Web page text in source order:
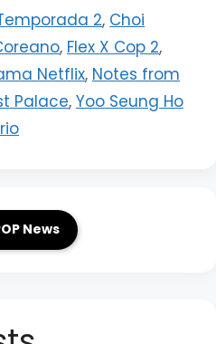
2, Choi
, Flex X Cop 2,
Netflix, Notes from
Palace, Yoo Seung Ho
News